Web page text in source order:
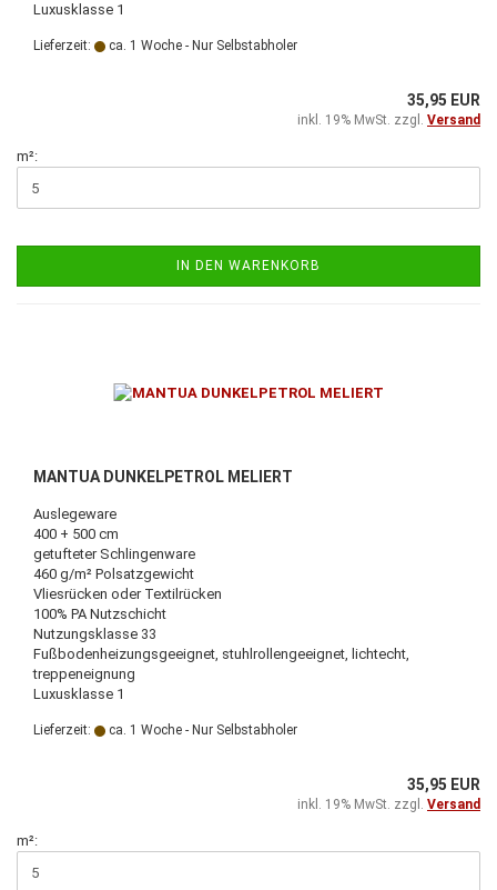
Luxusklasse 1
Lieferzeit: ca. 1 Woche - Nur Selbstabholer
35,95 EUR
inkl. 19% MwSt. zzgl. Versand
m²:
IN DEN WARENKORB
MANTUA DUNKELPETROL MELIERT
Auslegeware
400 + 500 cm
getufteter Schlingenware
460 g/m² Polsatzgewicht
Vliesrücken oder Textilrücken
100% PA Nutzschicht
Nutzungsklasse 33
Fußbodenheizungsgeeignet, stuhlrollengeeignet, lichtecht,
treppeneignung
Luxusklasse 1
Lieferzeit: ca. 1 Woche - Nur Selbstabholer
35,95 EUR
inkl. 19% MwSt. zzgl. Versand
m²: